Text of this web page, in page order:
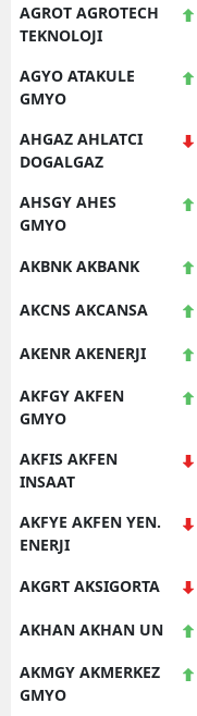
AGROT AGROTECH
TEKNOLOJI
AGYO ATAKULE
GMYO
AHGAZ AHLATCI
DOGALGAZ
AHSGY AHES
GMYO
AKBNK AKBANK
AKCNS AKCANSA
AKENR AKENERJI
AKFGY AKFEN
GMYO
AKFIS AKFEN
INSAAT
AKFYE AKFEN YEN.
ENERJI
AKGRT AKSIGORTA
AKHAN AKHAN UN
AKMGY AKMERKEZ
GMYO